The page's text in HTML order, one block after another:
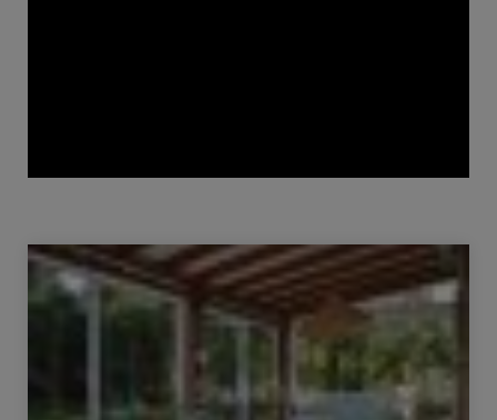
Verkauf Haus Lège-Cap-Ferret 4 Zimmer 110.42 m²